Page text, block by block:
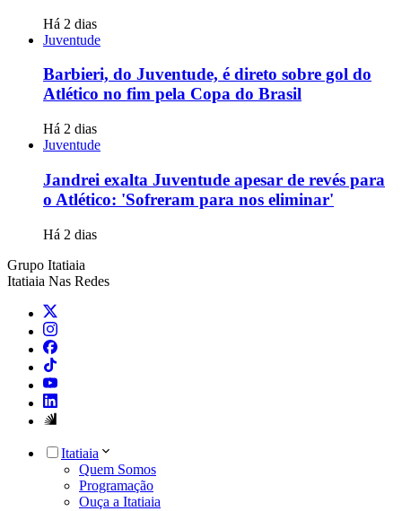
Há 2 dias
Juventude
Barbieri, do Juventude, é direto sobre gol do
Atlético no fim pela Copa do Brasil
Há 2 dias
Juventude
Jandrei exalta Juventude apesar de revés para
o Atlético: 'Sofreram para nos eliminar'
Há 2 dias
Grupo Itatiaia
Itatiaia Nas Redes
Itatiaia
Quem Somos
Programação
Ouça a Itatiaia